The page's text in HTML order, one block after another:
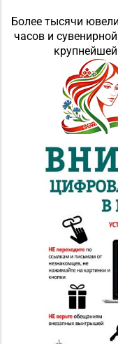
Более тысячи
часов и